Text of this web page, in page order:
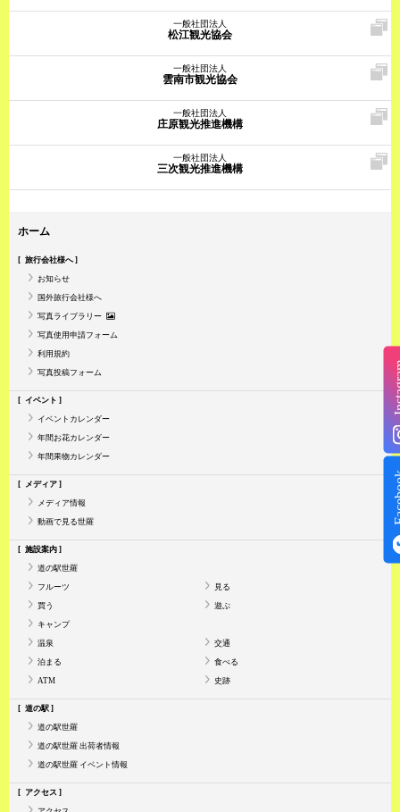
一般社団法人
松江観光協会
一般社団法人
雲南市観光協会
一般社団法人
庄原観光推進機構
一般社団法人
三次観光推進機構
ホーム
旅行会社様へ
お知らせ
国外旅行会社様へ
写真ライブラリー
写真使用申請フォーム
利用規約
写真投稿フォーム
イベント
イベントカレンダー
年間お花カレンダー
年間果物カレンダー
メディア
メディア情報
動画で見る世羅
施設案内
道の駅世羅
フルーツ 見る
買う 遊ぶ
キャンプ
温泉 交通
泊まる 食べる
ATM 史跡
道の駅
道の駅世羅
道の駅世羅 出荷者情報
道の駅世羅 イベント情報
アクセス